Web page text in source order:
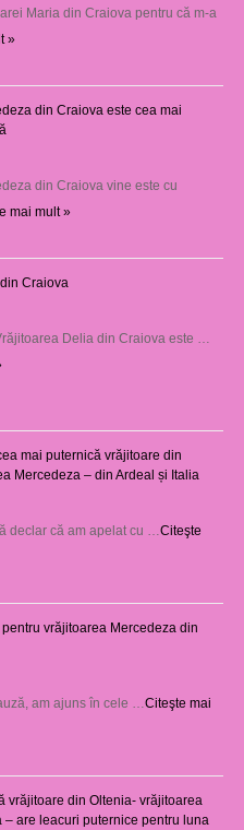
Maria din Craiova pentru că m-a
»
din Craiova este cea mai
din Craiova vine este cu
mai mult »
Craiova
Delia din Craiova este …
mai puternică vrăjitoare din
Mercedeza – din Ardeal și Italia
declar că am apelat cu …Citeşte
vrăjitoarea Mercedeza din
am ajuns în cele …Citeşte mai
vrăjitoare din Oltenia- vrăjitoarea
– are leacuri puternice pentru luna